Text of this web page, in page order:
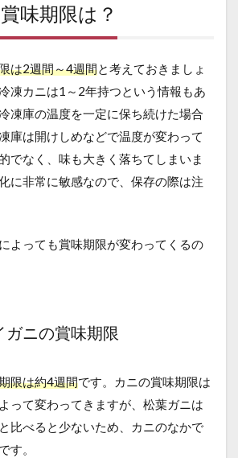
味期限は？
は2週間～4週間と考えておきましょ
凍カニは1～ 2年持つという情報もあ
凍庫の温度を一定に保ち続けた場合
庫は開けしめなどで温度が変わって
でなく、味も大きく落ちてしまいま
に非常に敏感なので、保存の際は注
よっても賞味期限が変わってくるの
ガニの賞味期限
限は約4週間です。カニの賞味期限は
って変わってきますが、松葉ガニは
比べると少ないため、カニのなかで
す。